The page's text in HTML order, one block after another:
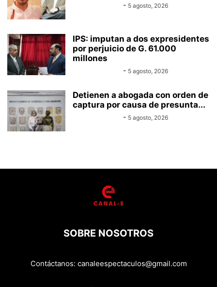
- 5 agosto, 2026
IPS: imputan a dos expresidentes
por perjuicio de G. 61.000
millones
- 5 agosto, 2026
Detienen a abogada con orden de
captura por causa de presunta...
- 5 agosto, 2026
SOBRE NOSOTROS
Contáctanos: canaleespectaculos@gmail.com